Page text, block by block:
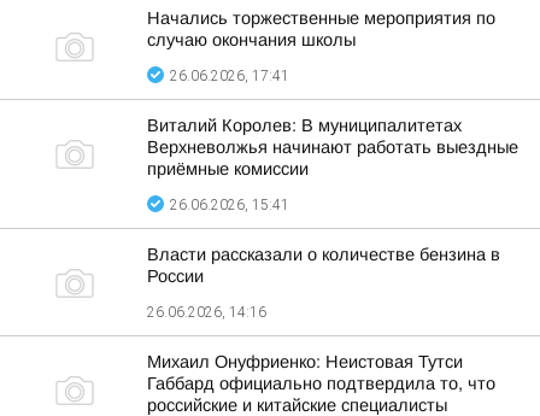
Начались торжественные мероприятия по
случаю окончания школы
26.06.2026, 17:41
Виталий Королев: В муниципалитетах
Верхневолжья начинают работать выездные
приёмные комиссии
26.06.2026, 15:41
Власти рассказали о количестве бензина в
России
26.06.2026, 14:16
Михаил Онуфриенко: Неистовая Тутси
Габбард официально подтвердила то, что
российские и китайские специалисты